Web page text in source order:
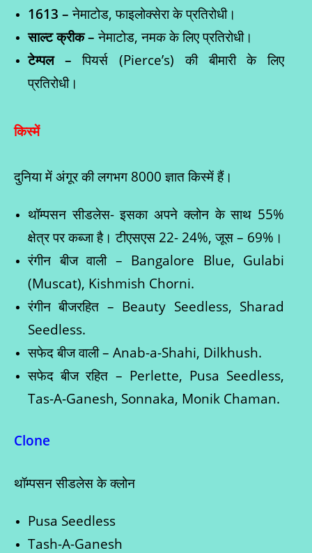
1613 – नेमाटोड, फाइलोक्सेरा के प्रतिरोधी।
साल्ट क्रीक – नेमाटोड, नमक के लिए प्रतिरोधी।
टेम्पल – पियर्स (Pierce’s) की बीमारी के लिए
प्रतिरोधी।
किस्में
दुनिया में अंगूर की लगभग 8000 ज्ञात किस्में हैं।
थॉम्पसन सीडलेस- इसका अपने क्लोन के साथ 55%
क्षेत्र पर कब्जा है। टीएसएस 22- 24%, जूस – 69%।
रंगीन बीज वाली – Bangalore Blue, Gulabi
(Muscat), Kishmish Chorni.
रंगीन बीजरहित – Beauty Seedless, Sharad
Seedless.
सफेद बीज वाली – Anab-a-Shahi, Dilkhush.
सफेद बीज रहित – Perlette, Pusa Seedless,
Tas-A-Ganesh, Sonnaka, Monik Chaman.
Clone
थॉम्पसन सीडलेस के क्लोन
Pusa Seedless
Tash-A-Ganesh